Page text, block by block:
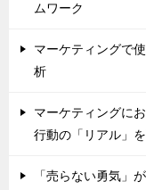
ムワーク
マーケティングで
析
マーケティングに
行動の「リアル」
「売らない勇気」